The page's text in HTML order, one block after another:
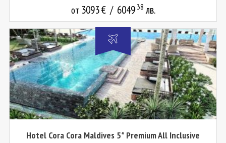
от 3093€ / 6049.38 лв.
Hotel Cora Cora Maldives 5* Premium All Inclusive